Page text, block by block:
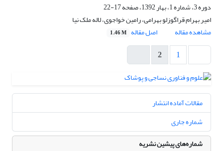
دوره 3، شماره 1، بهار 1392، صفحه
17-22
امیر بهرام قراگوزلو بهرامی، رامین خواجوی، لاله ملک نیا
مشاهده مقاله
اصل مقاله 1.46 M
1
2
مقالات آماده انتشار
شماره جاری
شماره‌های پیشین نشریه